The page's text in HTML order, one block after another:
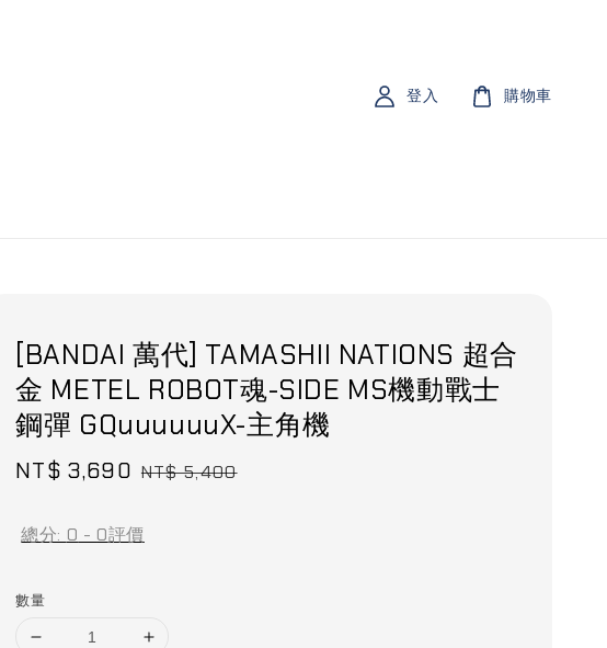
登入 購物車
[BANDAI 萬代] TAMASHII NATIONS 超合
金 METEL ROBOT魂-SIDE MS機動戰士
鋼彈 GQuuuuuuX-主角機
Sale
NT$ 3,690 Regular
NT$ 5,400
總分: 0 - 0評價
數量